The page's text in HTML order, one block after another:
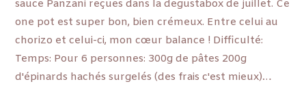
sauce Panzani reçues dans la degustabox de juillet. Ce
one pot est super bon, bien crémeux. Entre celui au
chorizo et celui-ci, mon cœur balance ! Difficulté:
Temps: Pour 6 personnes: 300g de pâtes 200g
d'épinards hachés surgelés (des frais c'est mieux)…